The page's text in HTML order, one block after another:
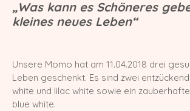
Reasons *PL
Int. Champion Arwen of
Europa Champion
LechSamtpfötchen
Worldchampion Gippy Air
„Was kann es Schöneres
kleines neues Leben“
Unsere Momo hat am 11.04.2018 drei
Leben geschenkt. Es sind zwei
white und lilac white sowie ein
blue white.